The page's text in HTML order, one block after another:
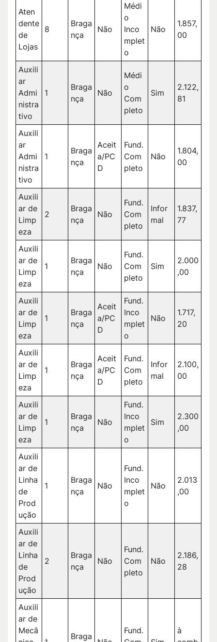
Aten
dente
de
Lojas
8
Braga
nça
Não
Médi
o
Inco
mplet
o
Não
1.857,
00
Auxili
ar
Admi
nistra
tivo
1
Braga
nça
Não
Médi
o
Com
pleto
Sim
2.122,
81
Auxili
ar
Admi
nistra
tivo
1
Braga
nça
Aceit
a/PC
D
Fund.
Com
pleto
Não
1.804,
00
Auxili
ar de
Limp
eza
2
Braga
nça
Não
Fund.
Com
pleto
Infor
mal
1.837,
77
Auxili
ar de
Limp
eza
1
Braga
nça
Não
Fund.
Com
pleto
Sim
2.000
,00
Auxili
ar de
Limp
eza
1
Braga
nça
Aceit
a/PC
D
Fund.
Inco
mplet
o
Não
1.717,
20
Auxili
ar de
Limp
eza
1
Braga
nça
Aceit
a/PC
D
Fund.
Com
pleto
Infor
mal
2.100,
00
Auxili
ar de
Limp
eza
1
Braga
nça
Não
Fund.
Inco
mplet
o
Sim
2.300
,00
Auxili
ar de
Linha
de
Prod
ução
1
Braga
nça
Não
Fund.
Inco
mplet
o
Não
2.013
,00
Auxili
ar de
Linha
de
Prod
ução
2
Braga
nça
Não
Fund.
Com
pleto
Não
2.186,
28
Auxili
ar de
Mecâ
Braga
Fund.
à